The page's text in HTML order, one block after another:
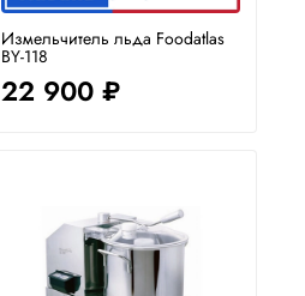
Измельчитель льда Foodatlas
BY-118
22 900 ₽